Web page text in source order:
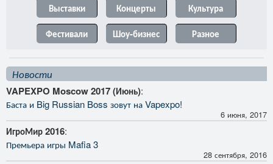
Выставки Концерты
Культура
Фестивали
Шоу-бизнес Разное
Новости
VAPEXPO Moscow 2017 (Июнь):
Баста и Big Russian Boss зовут на Vapexpo!
6 июня, 2017
ИгроМир 2016:
Премьера игры Mafia 3
28 сентября, 2016